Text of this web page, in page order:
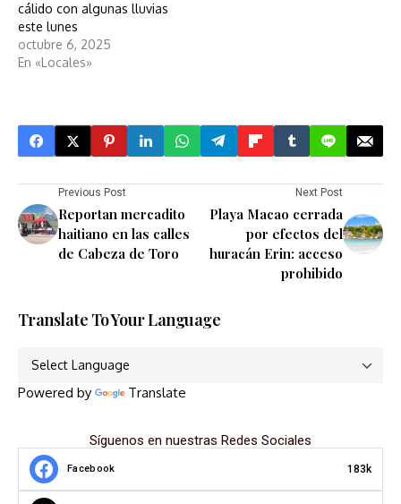
cálido con algunas lluvias
este lunes
octubre 6, 2025
En «Locales»
Previous Post
Reportan mercadito
haitiano en las calles
de Cabeza de Toro
Next Post
Playa Macao cerrada
por efectos del
huracán Erin: acceso
prohibido
Translate To Your Language
Powered by Translate
Síguenos en nuestras Redes Sociales
Facebook 183k